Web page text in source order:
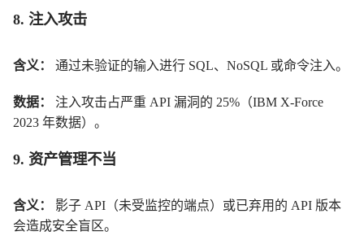
8. 注入攻击
含义： 通过未验证的输入进行 SQL、NoSQL 或命令注入。
数据：
注入攻击占严重 API 漏洞的 25%（IBM X-Force
2023 年数据）。
9. 资产管理不当
含义：
影子 API（未受监控的端点）或已弃用的 API 版本
会造成安全盲区。